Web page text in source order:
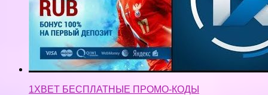
1XBET БЕСПЛАТНЫЕ ПРОМО-КОДЫ